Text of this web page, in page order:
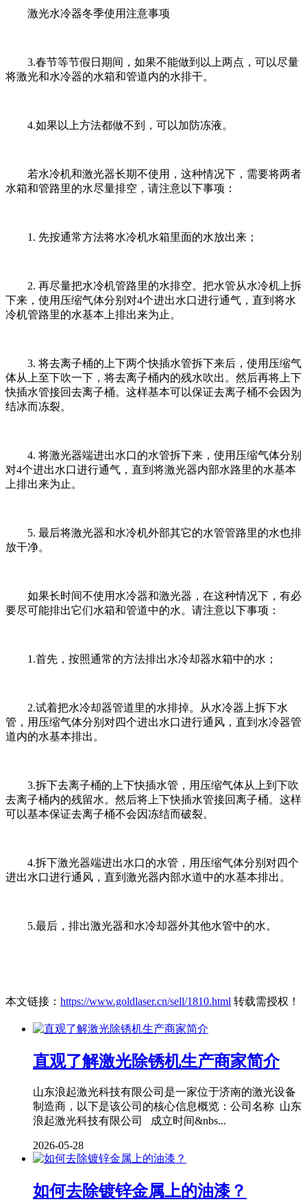
激光水冷器冬季使用注意事项
3.春节等节假日期间，如果不能做到以上两点，可以尽量
将激光和水冷器的水箱和管道内的水排干。
4.如果以上方法都做不到，可以加防冻液。
若水冷机和激光器长期不使用，这种情况下，需要将两者
水箱和管路里的水尽量排空，请注意以下事项：
1. 先按通常方法将水冷机水箱里面的水放出来；
2. 再尽量把水冷机管路里的水排空。把水管从水冷机上拆
下来，使用压缩气体分别对4个进出水口进行通气，直到将水
冷机管路里的水基本上排出来为止。
3. 将去离子桶的上下两个快插水管拆下来后，使用压缩气
体从上至下吹一下，将去离子桶内的残水吹出。然后再将上下
快插水管接回去离子桶。这样基本可以保证去离子桶不会因为
结冰而冻裂。
4. 将激光器端进出水口的水管拆下来，使用压缩气体分别
对4个进出水口进行通气，直到将激光器内部水路里的水基本
上排出来为止。
5. 最后将激光器和水冷机外部其它的水管管路里的水也排
放干净。
如果长时间不使用水冷器和激光器，在这种情况下，有必
要尽可能排出它们水箱和管道中的水。请注意以下事项：
1.首先，按照通常的方法排出水冷却器水箱中的水；
2.试着把水冷却器管道里的水排掉。从水冷器上拆下水
管，用压缩气体分别对四个进出水口进行通风，直到水冷器管
道内的水基本排出。
3.拆下去离子桶的上下快插水管，用压缩气体从上到下吹
去离子桶内的残留水。然后将上下快插水管接回离子桶。这样
可以基本保证去离子桶不会因冻结而破裂。
4.拆下激光器端进出水口的水管，用压缩气体分别对四个
进出水口进行通风，直到激光器内部水道中的水基本排出。
5.最后，排出激光器和水冷却器外其他水管中的水。
本文链接： https://www.goldlaser.cn/sell/1810.html 转载需授权！
直观了解激光除锈机生产商家简介
山东浪起激光科技有限公司是一家位于济南的激光设备
制造商，以下是该公司的核心信息概览：公司名称 山东
浪起激光科技有限公司 成立时间&nbs...
2026-05-28
如何去除镀锌金属上的油漆？